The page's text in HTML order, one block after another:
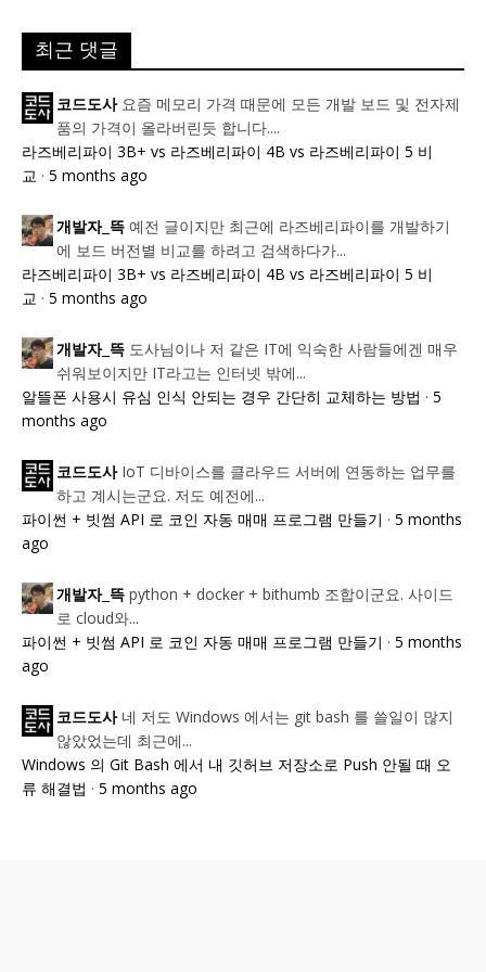
최근 댓글
코드도사 요즘 메모리 가격 때문에 모든 개발 보드 및 전자제
품의 가격이 올라버린듯 합니다....
라즈베리파이 3B+ vs 라즈베리파이 4B vs 라즈베리파이 5 비
교 · 5 months ago
개발자_뜩 예전 글이지만 최근에 라즈베리파이를 개발하기
에 보드 버전별 비교를 하려고 검색하다가...
라즈베리파이 3B+ vs 라즈베리파이 4B vs 라즈베리파이 5 비
교 · 5 months ago
개발자_뜩 도사님이나 저 같은 IT에 익숙한 사람들에겐 매우
쉬워보이지만 IT라고는 인터넷 밖에...
알뜰폰 사용시 유심 인식 안되는 경우 간단히 교체하는 방법 · 5
months ago
코드도사 IoT 디바이스를 클라우드 서버에 연동하는 업무를
하고 계시는군요. 저도 예전에...
파이썬 + 빗썸 API 로 코인 자동 매매 프로그램 만들기 · 5 months
ago
개발자_뜩 python + docker + bithumb 조합이군요. 사이드
로 cloud와...
파이썬 + 빗썸 API 로 코인 자동 매매 프로그램 만들기 · 5 months
ago
코드도사 네 저도 Windows 에서는 git bash 를 쓸일이 많지
않았었는데 최근에...
Windows 의 Git Bash 에서 내 깃허브 저장소로 Push 안될 때 오
류 해결법 · 5 months ago